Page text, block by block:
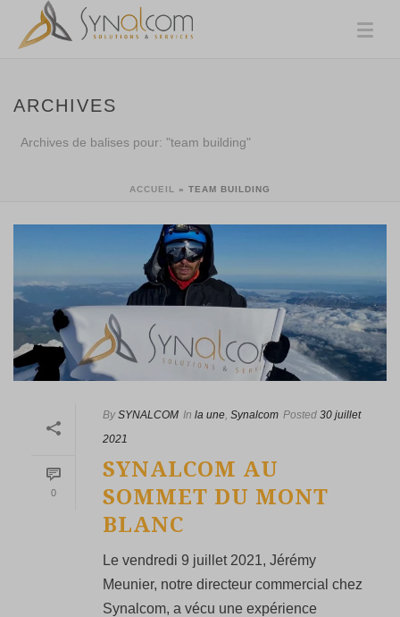
ARCHIVES
Archives de balises pour: "team building"
ACCUEIL » TEAM BUILDING
0
By SYNALCOM In la une, Synalcom Posted 30 juillet
2021
SYNALCOM AU
SOMMET DU MONT
BLANC
Le vendredi 9 juillet 2021, Jérémy
Meunier, notre directeur commercial chez
Synalcom, a vécu une expérience